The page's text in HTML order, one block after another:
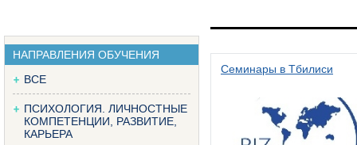
НАПРАВЛЕНИЯ ОБУЧЕНИЯ
ВСЕ
ПСИХОЛОГИЯ. ЛИЧНОСТНЫЕ
КОМПЕТЕНЦИИ, РАЗВИТИЕ,
КАРЬЕРА
Семинары в Тбилиси